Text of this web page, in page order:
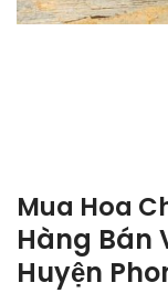
Mua Hoa
Hàng Bán
Huyện